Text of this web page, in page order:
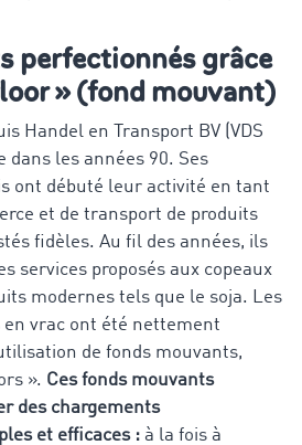
perfectionnés grâce
» (fond mouvant)
Handel en Transport BV (VDS
dans les années 90. Ses
ont débuté leur activité en tant
et de transport de produits
fidèles. Au fil des années, ils
services proposés aux copeaux
modernes tels que le soja. Les
vrac ont été nettement
de fonds mouvants,
». Ces fonds mouvants
des chargements
et efficaces : à la fois à